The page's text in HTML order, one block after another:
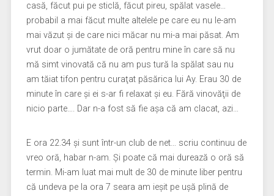
casă, făcut pui pe sticlă, făcut pireu, spălat vasele…
probabil a mai făcut multe altelele pe care eu nu le-am
mai văzut şi de care nici măcar nu mi-a mai păsat. Am
vrut doar o jumătate de oră pentru mine în care să nu
mă simt vinovată că nu am pus tură la spălat sau nu
am tăiat tifon pentru curaţat păsărica lui Ay. Erau 30 de
minute în care şi ei s-ar fi relaxat şi eu. Fără vinovăţii de
nicio parte…. Dar n-a fost să fie aşa că am clacat, azi…
E ora 22.34 şi sunt într-un club de net… scriu continuu de
vreo oră, habar n-am. Şi poate că mai durează o oră să
termin. Mi-am luat mai mult de 30 de minute liber pentru
că undeva pe la ora 7 seara am ieşit pe uşă plină de